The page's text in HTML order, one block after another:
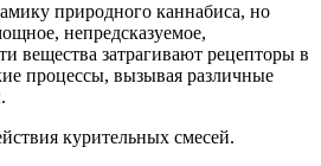
природного каннабиса, но
непредсказуемое,
вещества затрагивают рецепторы в
процессы, вызывая различные
курительных смесей.